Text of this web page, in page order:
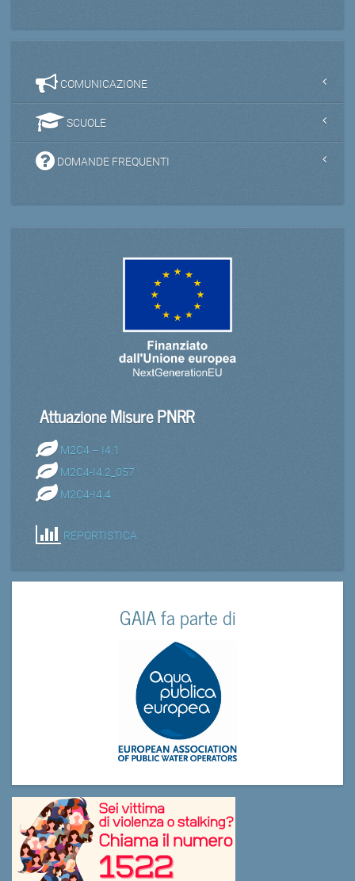
COMUNICAZIONE
SCUOLE
DOMANDE FREQUENTI
Attuazione Misure PNRR
M2C4 – I4.1
M2C4-I4.2_057
M2C4-I4.4
REPORTISTICA
GAIA fa parte di